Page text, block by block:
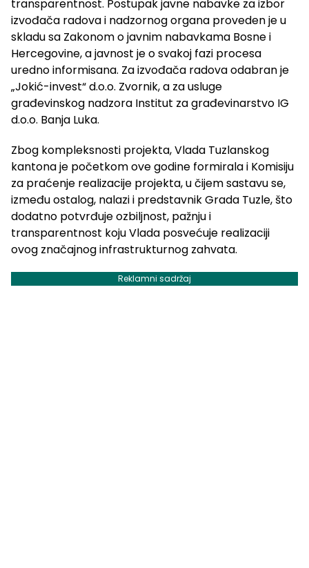
transparentnost. Postupak javne nabavke za izbor
izvođača radova i nadzornog organa proveden je u
skladu sa Zakonom o javnim nabavkama Bosne i
Hercegovine, a javnost je o svakoj fazi procesa
uredno informisana. Za izvođača radova odabran je
„Jokić-invest“ d.o.o. Zvornik, a za usluge
građevinskog nadzora Institut za građevinarstvo IG
d.o.o. Banja Luka.
Zbog kompleksnosti projekta, Vlada Tuzlanskog
kantona je početkom ove godine formirala i Komisiju
za praćenje realizacije projekta, u čijem sastavu se,
između ostalog, nalazi i predstavnik Grada Tuzle, što
dodatno potvrđuje ozbiljnost, pažnju i
transparentnost koju Vlada posvećuje realizaciji
ovog značajnog infrastrukturnog zahvata.
Reklamni sadržaj